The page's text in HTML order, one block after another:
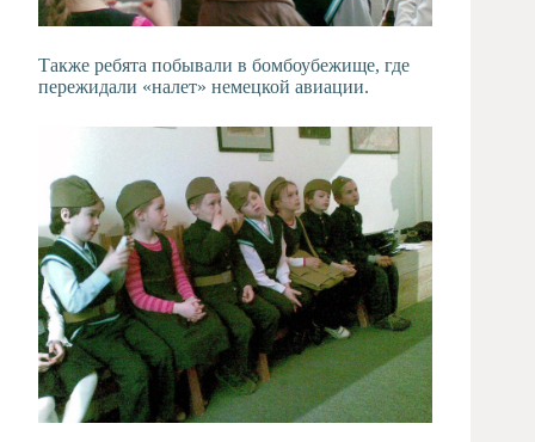
Также ребята побывали в бомбоубежище, где
пережидали «налет» немецкой авиации.